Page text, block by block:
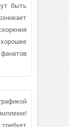
быть
требует